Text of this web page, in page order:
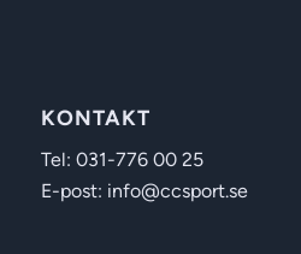
KONTAKT
Tel: 031-776 00 25
E-post: info@ccsport.se